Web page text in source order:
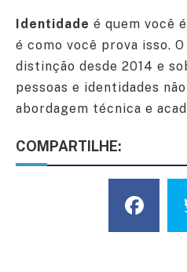
Identidade é quem você
é como você prova isso.
distinção desde 2014 e
pessoas e identidades
abordagem técnica e
COMPARTILHE: